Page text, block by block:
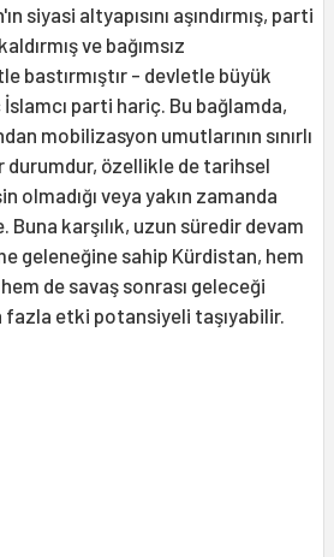
siyasi altyapısını aşındırmış, parti
ve bağımsız
bastırmıştır - devletle büyük
parti hariç. Bu bağlamda,
mobilizasyon umutlarının sınırlı
durumdur, özellikle de tarihsel
olmadığı veya yakın zamanda
karşılık, uzun süredir devam
geleneğine sahip Kürdistan, hem
de savaş sonrası geleceği
etki potansiyeli taşıyabilir.